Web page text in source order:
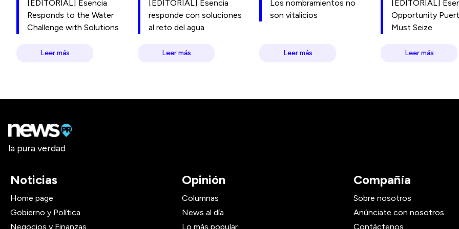
[EDITORIAL] Esencia
Responds to the Water
Challenge with Solutions
Leer más
[EDITORIAL] Esencia
responde con soluciones
al reto del agua
Leer más
Los nombramientos no
son vitalicios
Leer más
[EDITORIAL]
Opportunity
Must Seize
Leer más
la pura verdad
Noticias
Home page
Gobierno y Política
Negocios y Finanzas
Opinión
Columnas
News al día
Lo más popular
Compañía
Sobre nosotros
Anúnciate con nosotros
Contáctenos